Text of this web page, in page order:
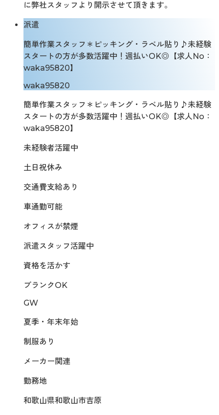
に弊社スタッフより開示させて頂きます。
派遣
簡単作業スタッフ＊ピッキング・ラベル貼り♪未経験
スタートの方が多数活躍中！週払いOK◎【求人No：
waka95820】
waka95820
簡単作業スタッフ＊ピッキング・ラベル貼り♪未経験
スタートの方が多数活躍中！週払いOK◎【求人No：
waka95820】
未経験者活躍中
土日祝休み
交通費支給あり
車通勤可能
オフィスが禁煙
派遣スタッフ活躍中
資格を活かす
ブランクOK
GW
夏季・年末年始
制服あり
メーカー関連
勤務地
和歌山県和歌山市吉原